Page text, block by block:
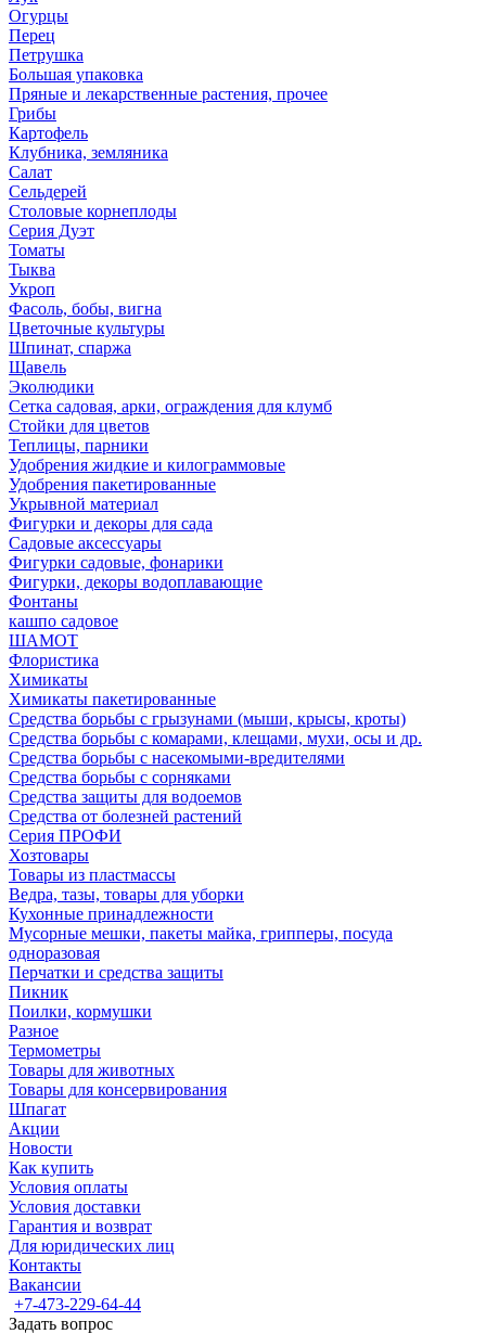
Огурцы
Перец
Петрушка
Большая упаковка
Пряные и лекарственные растения, прочее
Грибы
Картофель
Клубника, земляника
Салат
Сельдерей
Столовые корнеплоды
Серия Дуэт
Томаты
Тыква
Укроп
Фасоль, бобы, вигна
Цветочные культуры
Шпинат, спаржа
Щавель
Эколюдики
Сетка садовая, арки, ограждения для клумб
Стойки для цветов
Теплицы, парники
Удобрения жидкие и килограммовые
Удобрения пакетированные
Укрывной материал
Фигурки и декоры для сада
Садовые аксессуары
Фигурки садовые, фонарики
Фигурки, декоры водоплавающие
Фонтаны
кашпо садовое
ШАМОТ
Флористика
Химикаты
Химикаты пакетированные
Средства борьбы с грызунами (мыши, крысы, кроты)
Средства борьбы с комарами, клещами, мухи, осы и др.
Средства борьбы с насекомыми-вредителями
Средства борьбы с сорняками
Средства защиты для водоемов
Средства от болезней растений
Серия ПРОФИ
Хозтовары
Товары из пластмассы
Ведра, тазы, товары для уборки
Кухонные принадлежности
Мусорные мешки, пакеты майка, грипперы, посуда
одноразовая
Перчатки и средства защиты
Пикник
Поилки, кормушки
Разное
Термометры
Товары для животных
Товары для консервирования
Шпагат
Акции
Новости
Как купить
Условия оплаты
Условия доставки
Гарантия и возврат
Для юридических лиц
Контакты
Вакансии
+7-473-229-64-44
Задать вопрос